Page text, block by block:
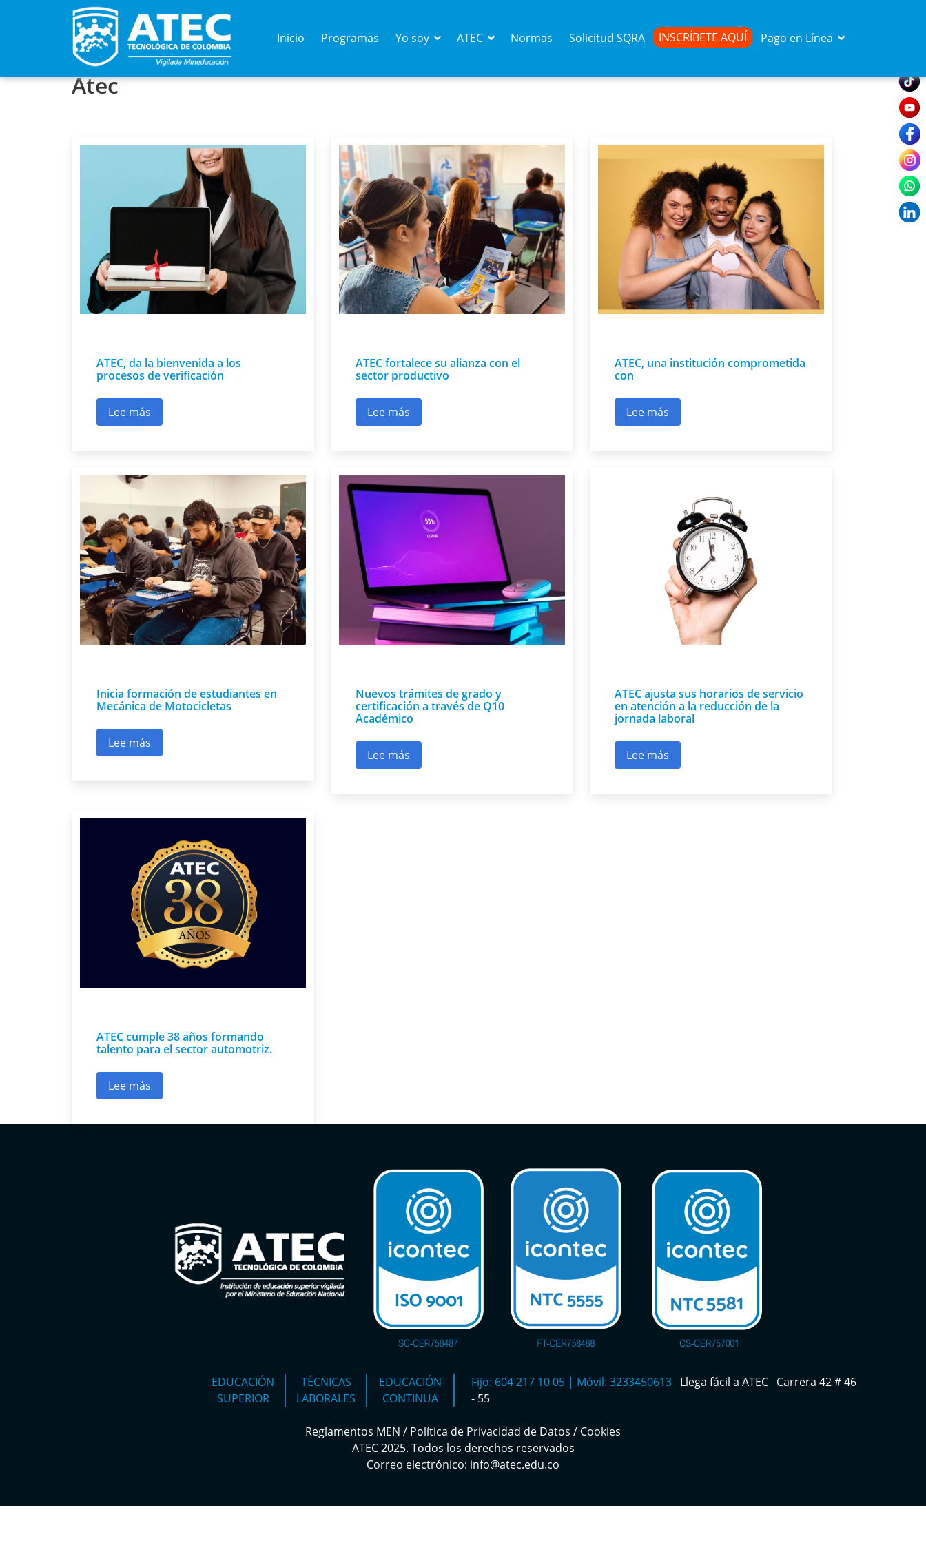
Inicio Programas Yo soy ATEC Normas Solicitud SQRA INSCRÍBETE AQUÍ Pago en Línea
Atec
ATEC, da la bienvenida a los
procesos de verificación
Lee más
sobre ATEC, da la bienvenida a los procesos de verificación
ATEC fortalece su alianza con el
sector productivo
Lee más
sobre ATEC fortalece su alianza con el sector productivo
ATEC, una institución comprometida
con
Lee más
sobre ATEC, una institución comprometida con
Inicia formación de estudiantes en
Mecánica de Motocicletas
Lee más
sobre Inicia formación de estudiantes en Mecánica de Motocicletas
Nuevos trámites de grado y
certificación a través de Q10
Académico
Lee más
sobre Nuevos trámites de grado y certificación a través de Q10 Académico
ATEC ajusta sus horarios de servicio
en atención a la reducción de la
jornada laboral
Lee más
sobre ATEC ajusta sus horarios de servicio en
ATEC cumple 38 años formando
talento para el sector automotriz.
Lee más
sobre ATEC cumple 38 años formando talento para el sector automotriz.
EDUCACIÓN
SUPERIOR
TÉCNICAS
LABORALES
EDUCACIÓN
CONTINUA
Fijo: 604 217 10 05 | Móvil: 3233450613 Llega fácil a ATEC Carrera 42 # 46
- 55
Reglamentos MEN / Política de Privacidad de Datos / Cookies
ATEC 2025. Todos los derechos reservados
Correo electrónico: info@atec.edu.co